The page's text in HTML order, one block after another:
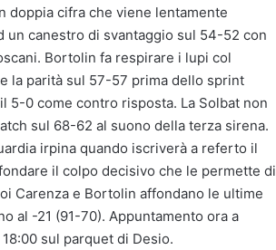
doppia cifra che viene lentamente
un canestro di svantaggio sul 54-52 con
Bortolin fa respirare i lupi col
la parità sul 57-57 prima dello sprint
5-0 come contro risposta. La Solbat non
sul 68-62 al suono della terza sirena.
irpina quando iscriverà a referto il
il colpo decisivo che le permette di
Carenza e Bortolin affondano le ultime
al -21 (91-70). Appuntamento ora a
sul parquet di Desio.